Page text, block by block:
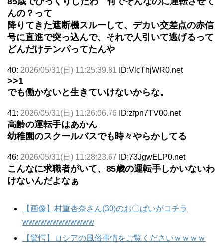
んの？って
降りてきた遮断機スルーして、デカい交差点の赤信
号に直進で突っ込んで、それで人引いて逃げるって
どんだけテンパってたんや
40: 2026/05/31(日) 11:25:39.81 ID:VlcThjWR0.net
>>1
でも働かないと生きていけないからな。
41: 2026/05/31(日) 11:26:06.76 ID:zfpn7TV00.net
高齢の運転手はあかん
幼稚園のスクールバスでも時々やらかしてる
46: 2026/05/31(日) 11:28:23.67 ID:73JgwELP0.net
こんなに求職者がいて、85歳の運転手しかいないわ
けないんだよなぁ
【画像】村重杏奈さん(30)のお〇ぱいがコチラ
wwwwwwwwwwww
【驚愕】ロシアの風俗事情をご覧くださいｗｗｗｗ